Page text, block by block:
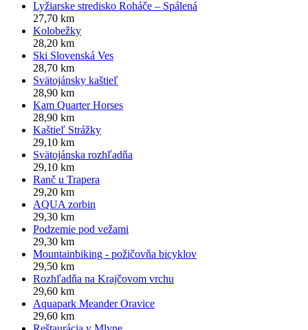
Lyžiarske stredisko Roháče – Spálená
27,70 km
Kolobežky
28,20 km
Ski Slovenská Ves
28,70 km
Svätojánsky kaštieľ
28,90 km
Kam Quarter Horses
28,90 km
Kaštieľ Strážky
29,10 km
Svätojánska rozhľadňa
29,10 km
Ranč u Trapera
29,20 km
AQUA zorbin
29,30 km
Podzemie pod vežami
29,30 km
Mountainbiking - požičovňa bicyklov
29,50 km
Rozhľadňa na Krajčovom vrchu
29,60 km
Aquapark Meander Oravice
29,60 km